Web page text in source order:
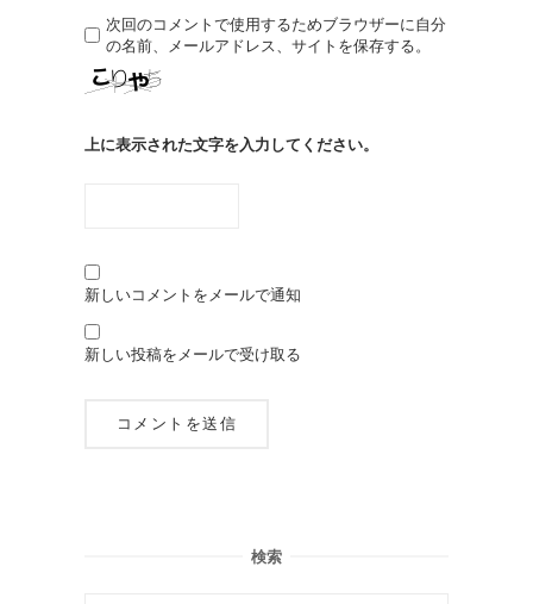
次回のコメントで使用するためブラウザーに自分
の名前、メールアドレス、サイトを保存する。
上に表示された文字を入力してください。
新しいコメントをメールで通知
新しい投稿をメールで受け取る
検索